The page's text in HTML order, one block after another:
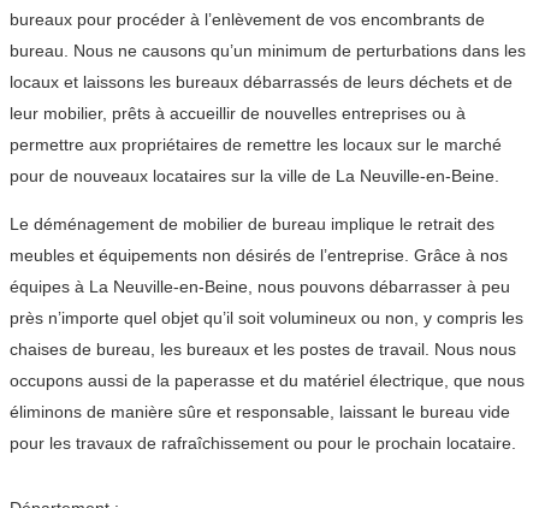
bureaux pour procéder à l’enlèvement de vos encombrants de
bureau. Nous ne causons qu’un minimum de perturbations dans les
locaux et laissons les bureaux débarrassés de leurs déchets et de
leur mobilier, prêts à accueillir de nouvelles entreprises ou à
permettre aux propriétaires de remettre les locaux sur le marché
pour de nouveaux locataires sur la ville de La Neuville-en-Beine.
Le déménagement de mobilier de bureau implique le retrait des
meubles et équipements non désirés de l’entreprise. Grâce à nos
équipes à La Neuville-en-Beine, nous pouvons débarrasser à peu
près n’importe quel objet qu’il soit volumineux ou non, y compris les
chaises de bureau, les bureaux et les postes de travail. Nous nous
occupons aussi de la paperasse et du matériel électrique, que nous
éliminons de manière sûre et responsable, laissant le bureau vide
pour les travaux de rafraîchissement ou pour le prochain locataire.